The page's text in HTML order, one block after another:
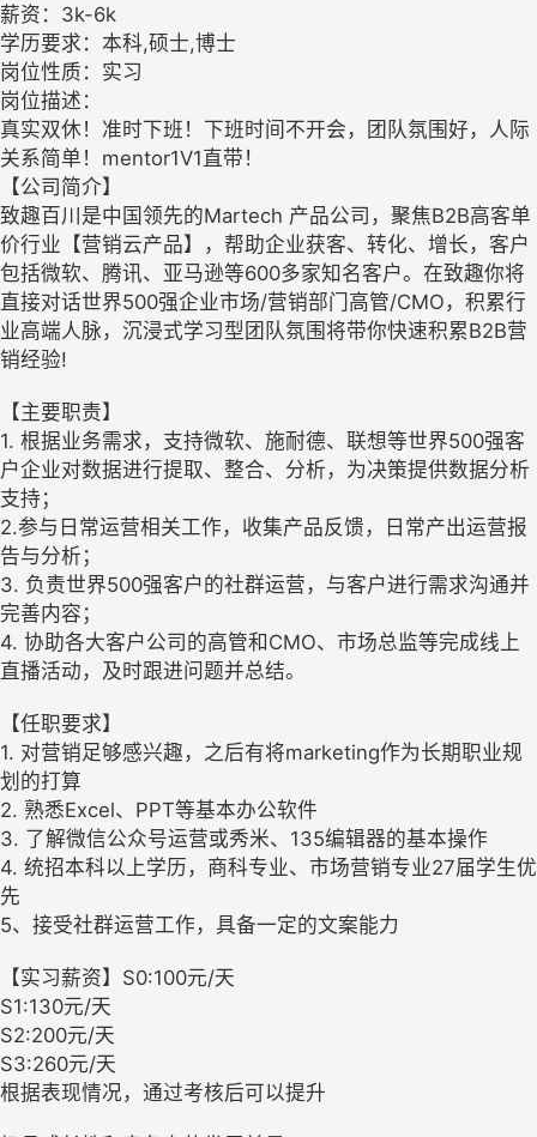
薪资：3k-6k
学历要求：本科,硕士,博士
岗位性质：实习
岗位描述：
真实双休！准时下班！下班时间不开会，团队氛围好，人际
关系简单！mentor1V1直带！
【公司简介】
致趣百川是中国领先的Martech 产品公司，聚焦B2B高客单
价行业【营销云产品】，帮助企业获客、转化、增长，客户
包括微软、腾讯、亚马逊等600多家知名客户。在致趣你将
直接对话世界500强企业市场/营销部门高管/CMO，积累行
业高端人脉，沉浸式学习型团队氛围将带你快速积累B2B营
销经验!
【主要职责】
1. 根据业务需求，支持微软、施耐德、联想等世界500强客
户企业对数据进行提取、整合、分析，为决策提供数据分析
支持；
2.参与日常运营相关工作，收集产品反馈，日常产出运营报
告与分析；
3. 负责世界500强客户的社群运营，与客户进行需求沟通并
完善内容；
4. 协助各大客户公司的高管和CMO、市场总监等完成线上
直播活动，及时跟进问题并总结。
【任职要求】
1. 对营销足够感兴趣，之后有将marketing作为长期职业规
划的打算
2. 熟悉Excel、PPT等基本办公软件
3. 了解微信公众号运营或秀米、135编辑器的基本操作
4. 统招本科以上学历，商科专业、市场营销专业27届学生优
先
5、接受社群运营工作，具备一定的文案能力
【实习薪资】S0:100元/天
S1:130元/天
S2:200元/天
S3:260元/天
根据表现情况，通过考核后可以提升